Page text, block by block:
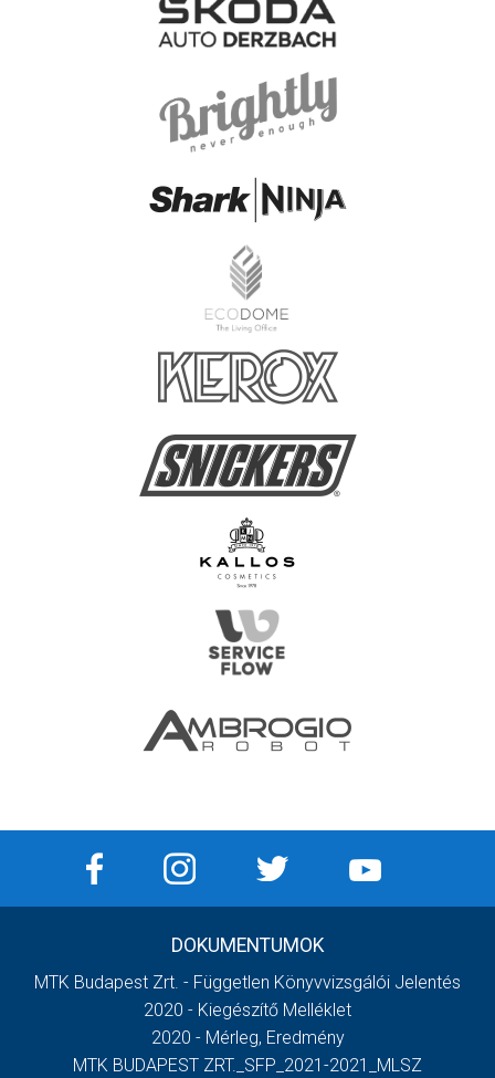
DOKUMENTUMOK
MTK Budapest Zrt. - Független Könyvvizsgálói Jelentés
2020 - Kiegészítő Melléklet
2020 - Mérleg, Eredmény
MTK BUDAPEST ZRT._SFP_2021-2021_MLSZ